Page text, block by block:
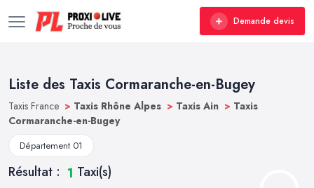
Demande devis
Liste des Taxis Cormaranche-en-Bugey
Taxis France > Taxis Rhône Alpes > Taxis Ain > Taxis
Cormaranche-en-Bugey
Département 01
Résultat : 1 Taxi(s)